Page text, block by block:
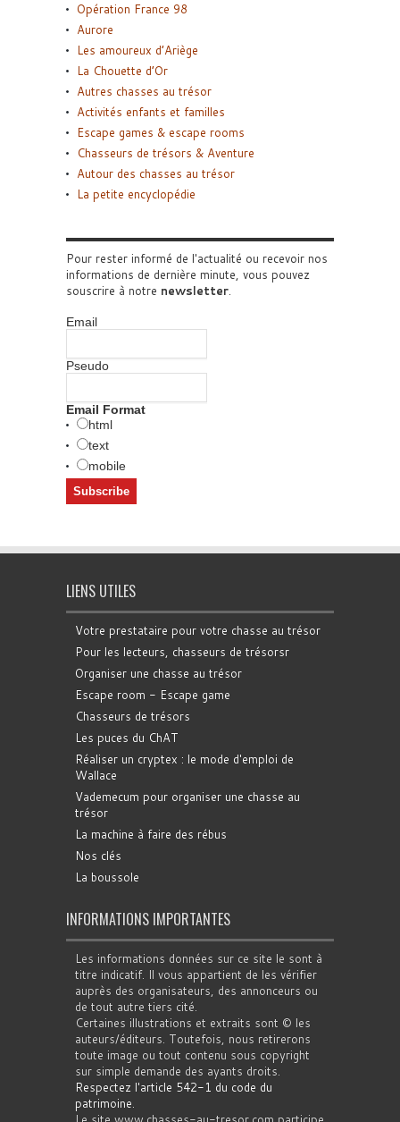
Opération France 98
Aurore
Les amoureux d’Ariège
La Chouette d’Or
Autres chasses au trésor
Activités enfants et familles
Escape games & escape rooms
Chasseurs de trésors & Aventure
Autour des chasses au trésor
La petite encyclopédie
Pour rester informé de l'actualité ou recevoir nos
informations de dernière minute, vous pouvez
souscrire à notre newsletter.
Email
Pseudo
Email Format
html
text
mobile
LIENS UTILES
Votre prestataire pour votre chasse au trésor
Pour les lecteurs, chasseurs de trésorsr
Organiser une chasse au trésor
Escape room - Escape game
Chasseurs de trésors
Les puces du ChAT
Réaliser un cryptex : le mode d'emploi de
Wallace
Vademecum pour organiser une chasse au
trésor
La machine à faire des rébus
Nos clés
La boussole
INFORMATIONS IMPORTANTES
Les informations données sur ce site le sont à
titre indicatif. Il vous appartient de les vérifier
auprès des organisateurs, des annonceurs ou
de tout autre tiers cité.
Certaines illustrations et extraits sont © les
auteurs/éditeurs. Toutefois, nous retirerons
toute image ou tout contenu sous copyright
sur simple demande des ayants droits.
Respectez l'article 542-1 du code du
patrimoine.